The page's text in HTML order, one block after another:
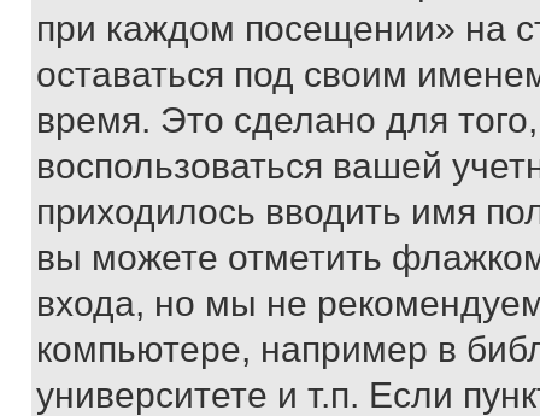
при каждом посещении» на
оставаться под своим
время. Это сделано для
воспользоваться вашей
приходилось вводить имя
вы можете отметить
входа, но мы не
компьютере, например в
университете и т.п. Если